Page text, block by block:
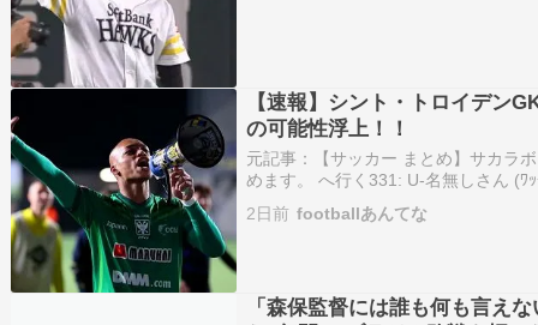
【速報】シント・トロイデン
の可能性浮上！！
元記事：【サッカー まとめ】サカラ
めます。 へ行く331: U-名無しさん (ﾜ
2日前 footballあんてな
「森保監督には誰も何も言え